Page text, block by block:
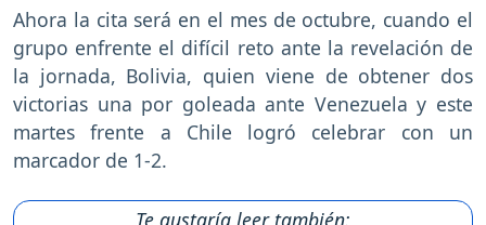
Ahora la cita será en el mes de octubre, cuando el
grupo enfrente el difícil reto ante la revelación de
la jornada, Bolivia, quien viene de obtener dos
victorias una por goleada ante Venezuela y este
martes frente a Chile logró celebrar con un
marcador de 1-2.
Te gustaría leer también: